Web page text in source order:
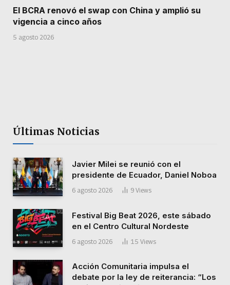
El BCRA renovó el swap con China y amplió su
vigencia a cinco años
5 agosto 2026
Últimas Noticias
Javier Milei se reunió con el
presidente de Ecuador, Daniel Noboa
6 agosto 2026 9 Views
Festival Big Beat 2026, este sábado
en el Centro Cultural Nordeste
6 agosto 2026 15 Views
Acción Comunitaria impulsa el
debate por la ley de reiterancia: “Los